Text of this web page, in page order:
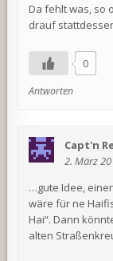
Da fehlt was, so
drauf
0
Antworten
Capt'n
2. März
…gute Idee,
wäre für ne
Hai“. Dann
alten